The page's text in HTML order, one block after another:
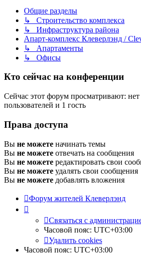
Общие разделы
↳ Строительство комплекса
↳ Инфраструктура района
Апарт-комплекс Клеверлэнд /
↳ Апартаменты
↳ Офисы
Кто сейчас на конференции
Сейчас этот форум просматривают:
пользователей и 1 гость
Права доступа
Вы не можете начинать темы
Вы не можете отвечать на сообщения
Вы не можете редактировать свои
Вы не можете удалять свои сообщения
Вы не можете добавлять вложения
Форум жителей Клеверлэнд
Связаться с
Часовой пояс: UTC+03:00
Удалить cookies
Часовой пояс: UTC+03:00